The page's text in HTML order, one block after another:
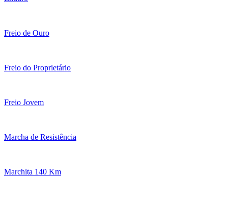
Freio de Ouro
Freio do Proprietário
Freio Jovem
Marcha de Resistência
Marchita 140 Km